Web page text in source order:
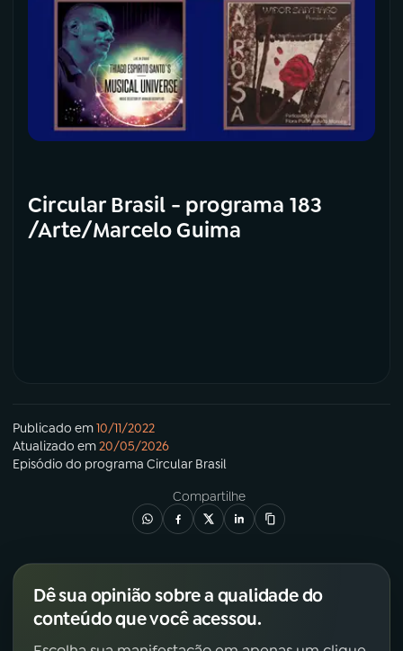
Circular Brasil - programa 183
/Arte/Marcelo Guima
Publicado em10/11/2022
Atualizado em20/05/2026
Episódio do programa Circular Brasil
Compartilhe
Dê sua opinião sobre a qualidade do
conteúdo que você acessou.